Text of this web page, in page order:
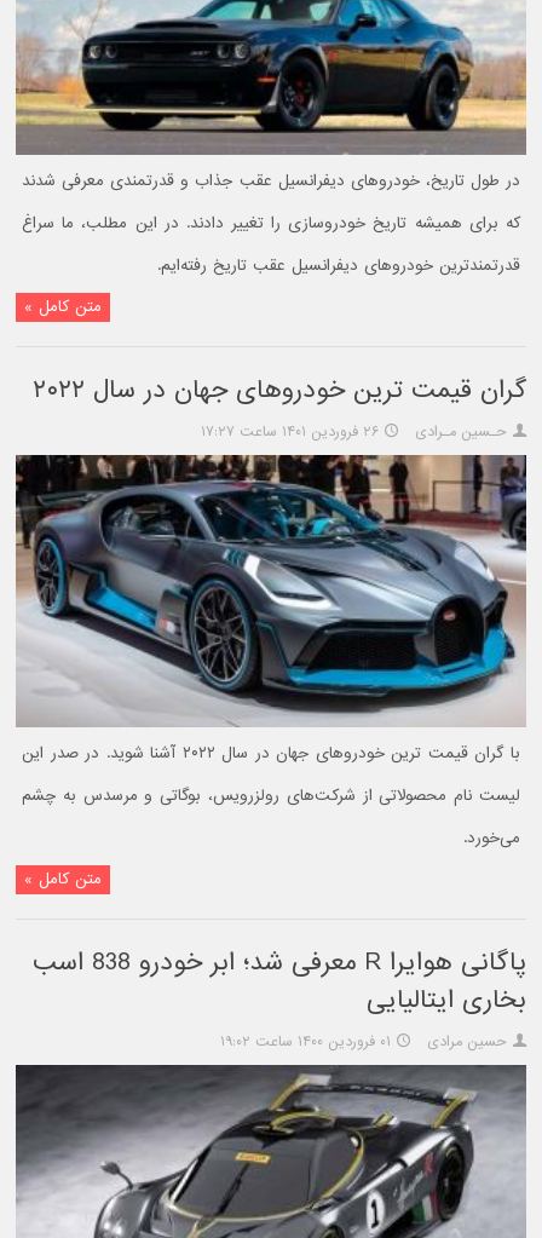
در طول تاریخ، خودروهای دیفرانسیل عقب جذاب و قدرتمندی معرفی شدند
که برای همیشه تاریخ خودروسازی را تغییر دادند. در این مطلب، ما سراغ
قدرتمندترین خودروهای دیفرانسیل عقب تاریخ رفته‌ایم.
متن کامل »
گران قیمت ترین خودروهای جهان در سال ۲۰۲۲
حـسین مـرادی ۲۶ فروردین ۱۴۰۱ ساعت ۱۷:۲۷
با گران قیمت ترین خودروهای جهان در سال ۲۰۲۲ آشنا شوید. در صدر این
لیست نام محصولاتی از شرکت‌های رولزرویس، بوگاتی و مرسدس به چشم
می‌خورد.
متن کامل »
پاگانی هوایرا R معرفی شد؛‌ ابر خودرو 838 اسب
بخاری ایتالیایی
حسین مرادی ۰۱ فروردین ۱۴۰۰ ساعت ۱۹:۰۲